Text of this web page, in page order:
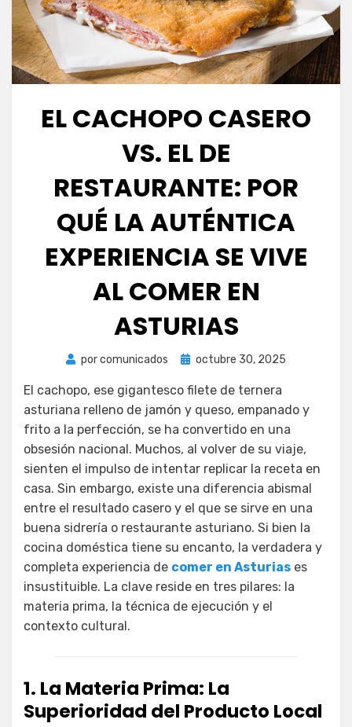
EL CACHOPO CASERO
VS. EL DE
RESTAURANTE: POR
QUÉ LA AUTÉNTICA
EXPERIENCIA SE VIVE
AL COMER EN
ASTURIAS
porcomunicados
Publicada
octubre 30, 2025
El cachopo, ese gigantesco filete de ternera
asturiana relleno de jamón y queso, empanado y
frito a la perfección, se ha convertido en una
obsesión nacional. Muchos, al volver de su viaje,
sienten el impulso de intentar replicar la receta en
casa. Sin embargo, existe una diferencia abismal
entre el resultado casero y el que se sirve en una
buena sidrería o restaurante asturiano. Si bien la
cocina doméstica tiene su encanto, la verdadera y
completa experiencia de comer en Asturias es
insustituible. La clave reside en tres pilares: la
materia prima, la técnica de ejecución y el
contexto cultural.
1. La Materia Prima: La
Superioridad del Producto Local